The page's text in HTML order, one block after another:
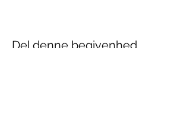
Del denne begivenhed